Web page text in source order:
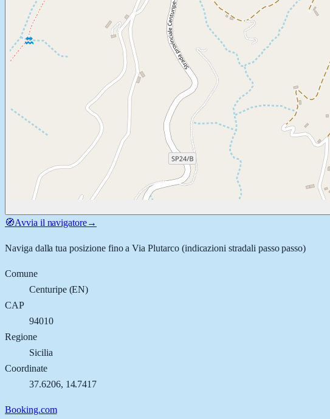
🧭Avvia il navigatore→
Naviga dalla tua posizione fino aVia Plutarco(indicazioni stradali passo passo)
Comune
Centuripe(EN)
CAP
94010
Regione
Sicilia
Coordinate
37.6206, 14.7417
Booking.com